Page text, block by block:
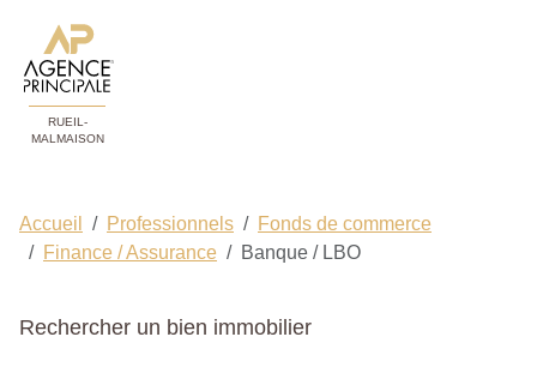
RUEIL-
MALMAISON
Accueil Professionnels
Fonds de commerce
Finance / Assurance
Banque / LBO
Rechercher un bien immobilier